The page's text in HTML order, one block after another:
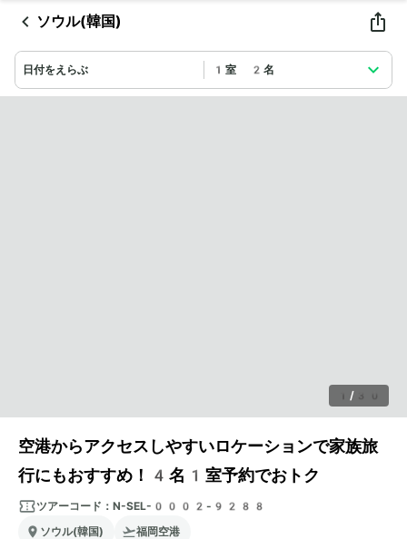
ソウル(韓国)
日付をえらぶ 1室 2名
1 / 30
空港からアクセスしやすいロケーションで家族旅
行にもおすすめ！4名1室予約でおトク
ツアーコード： N-SEL-0002-9288
ソウル(韓国)
福岡空港